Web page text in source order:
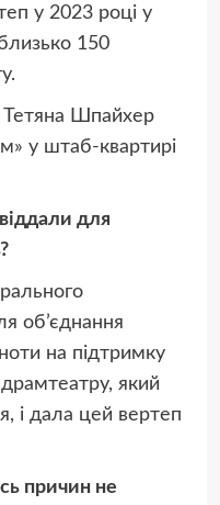
у 2023 році у
150
Тетяна Шпайхер
у штаб-квартирі
для
об’єднання
на підтримку
який
і дала цей вертеп
причин не